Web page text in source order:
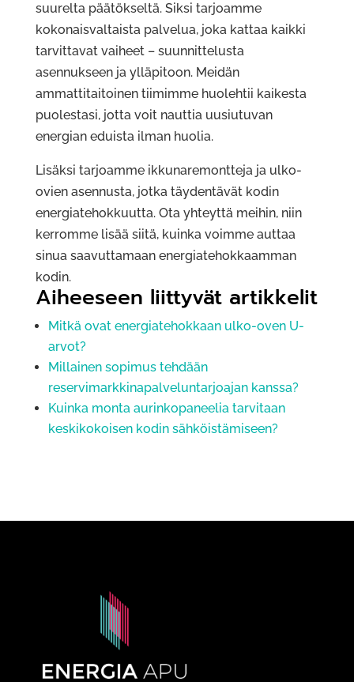
suurelta päätökseltä. Siksi tarjoamme
kokonaisvaltaista palvelua, joka kattaa kaikki
tarvittavat vaiheet – suunnittelusta
asennukseen ja ylläpitoon. Meidän
ammattitaitoinen tiimimme huolehtii kaikesta
puolestasi, jotta voit nauttia uusiutuvan
energian eduista ilman huolia.
Lisäksi tarjoamme ikkunaremontteja ja ulko-
ovien asennusta, jotka täydentävät kodin
energiatehokkuutta. Ota yhteyttä meihin, niin
kerromme lisää siitä, kuinka voimme auttaa
sinua saavuttamaan energiatehokkaamman
kodin.
Aiheeseen liittyvät artikkelit
Mitkä ovat energiatehokkaan ulko-oven U-
arvot?
Millainen sopimus tehdään
reservimarkkinapalveluntarjoajan kanssa?
Kuinka monta aurinkopaneelia tarvitaan
keskikokoisen kodin sähköistämiseen?